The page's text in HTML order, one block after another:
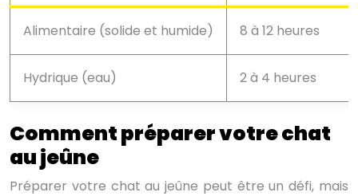
Alimentaire (solide et humide) 8 à 12 heures
Hydrique (eau) 2 à 4 heures
Comment préparer votre chat
au jeûne
Préparer votre chat au jeûne peut être un défi, mais